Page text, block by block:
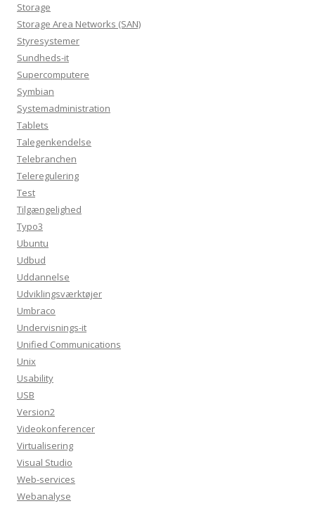
Storage
Storage Area Networks (SAN)
Styresystemer
Sundheds-it
Supercomputere
Symbian
Systemadministration
Tablets
Talegenkendelse
Telebranchen
Teleregulering
Test
Tilgængelighed
Typo3
Ubuntu
Udbud
Uddannelse
Udviklingsværktøjer
Umbraco
Undervisnings-it
Unified Communications
Unix
Usability
USB
Version2
Videokonferencer
Virtualisering
Visual Studio
Web-services
Webanalyse